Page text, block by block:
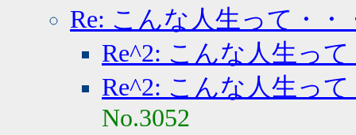
Re: こんな人生って・・
Re^2: こんな人生っ
Re^2: こんな人生っ
No.3052